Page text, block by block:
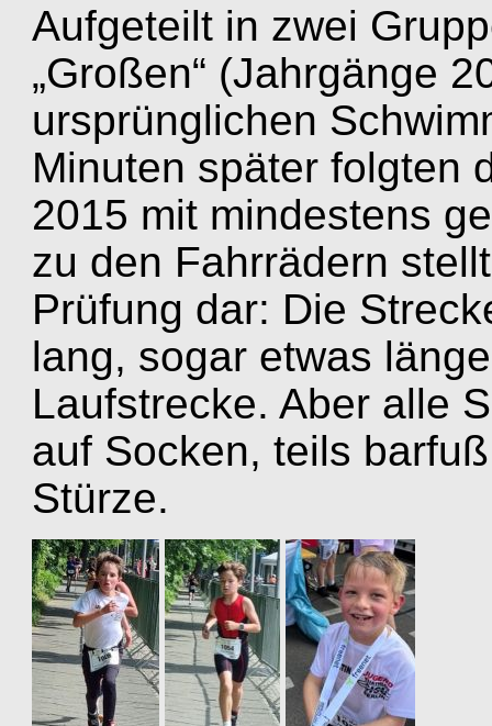
Aufgeteilt in zwei
„Großen“ (Jahrgänge
ursprünglichen
Minuten später folgten
2015 mit mindestens
zu den Fahrrädern
Prüfung dar: Die
lang, sogar etwas
Laufstrecke. Aber alle
auf Socken, teils
Stürze.